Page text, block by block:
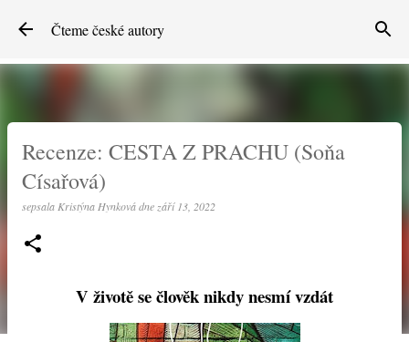
Přeskočit na hlavní obsah
Čteme české autory
Recenze: CESTA Z PRACHU (Soňa
Císařová)
sepsala Kristýna Hynkovádne září 13, 2022
V životě se člověk nikdy nesmí vzdát